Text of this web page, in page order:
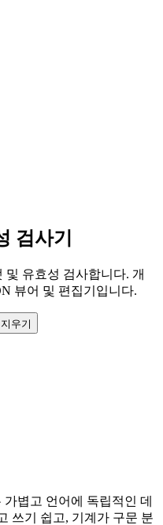
검사기
및 유효성 검사합니다. 개
뷰어 및 편집기입니다.
지우기
가볍고 언어에 독립적인 데
쓰기 쉽고, 기계가 구문 분